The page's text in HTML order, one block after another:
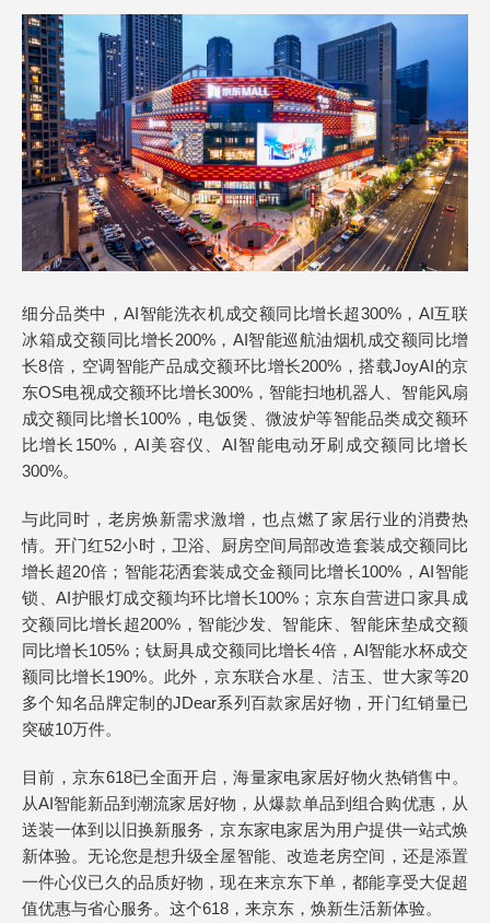
细分品类中，AI智能洗衣机成交额同比增长超300%，AI互联
冰箱成交额同比增长200%，AI智能巡航油烟机成交额同比增
长8倍，空调智能产品成交额环比增长200%，搭载JoyAI的京
东OS电视成交额环比增长300%，智能扫地机器人、智能风扇
成交额同比增长100%，电饭煲、微波炉等智能品类成交额环
比增长150%，AI美容仪、AI智能电动牙刷成交额同比增长
300%。
与此同时，老房焕新需求激增，也点燃了家居行业的消费热
情。开门红52小时，卫浴、厨房空间局部改造套装成交额同比
增长超20倍；智能花洒套装成交金额同比增长100%，AI智能
锁、AI护眼灯成交额均环比增长100%；京东自营进口家具成
交额同比增长超200%，智能沙发、智能床、智能床垫成交额
同比增长105%；钛厨具成交额同比增长4倍，AI智能水杯成交
额同比增长190%。此外，京东联合水星、洁玉、世大家等20
多个知名品牌定制的JDear系列百款家居好物，开门红销量已
突破10万件。
目前，京东618已全面开启，海量家电家居好物火热销售中。
从AI智能新品到潮流家居好物，从爆款单品到组合购优惠，从
送装一体到以旧换新服务，京东家电家居为用户提供一站式焕
新体验。无论您是想升级全屋智能、改造老房空间，还是添置
一件心仪已久的品质好物，现在来京东下单，都能享受大促超
值优惠与省心服务。这个618，来京东，焕新生活新体验。